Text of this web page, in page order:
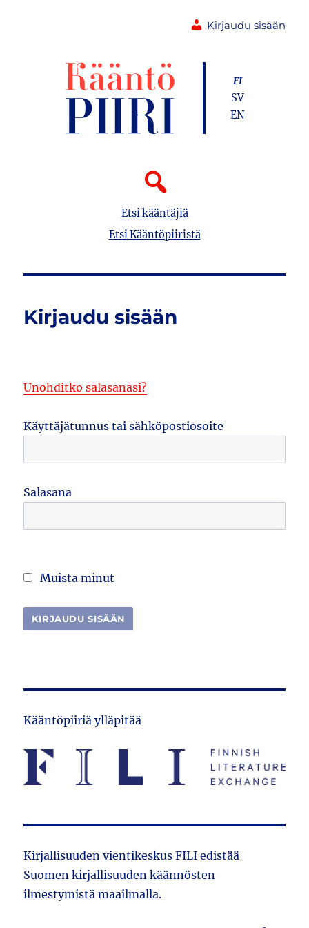
Kirjaudu sisään
Etsi kääntäjiä
Etsi Kääntöpiiristä
FI
SV
EN
Kirjaudu sisään
Unohditko salasanasi?
Käyttäjätunnus tai sähköpostiosoite
Salasana
Muista minut
Kääntöpiiriä ylläpitää
Kirjallisuuden vientikeskus FILI edistää
Suomen kirjallisuuden käännösten
ilmestymistä maailmalla.